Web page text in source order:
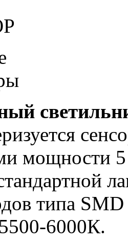
мощности 5
типа
6000К.